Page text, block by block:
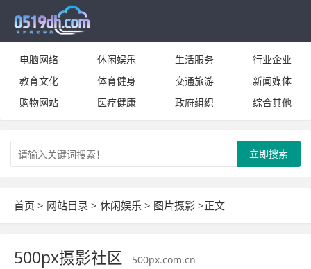
电脑网络 休闲娱乐 生活服务
行业企业
教育文化
体育健身 交通旅游
新闻媒体
购物网站
医疗健康 政府组织 综合其他
立即搜索
首页 > 网站目录 > 休闲娱乐 > 图片摄影 >正文
500px摄影社区 500px.com.cn